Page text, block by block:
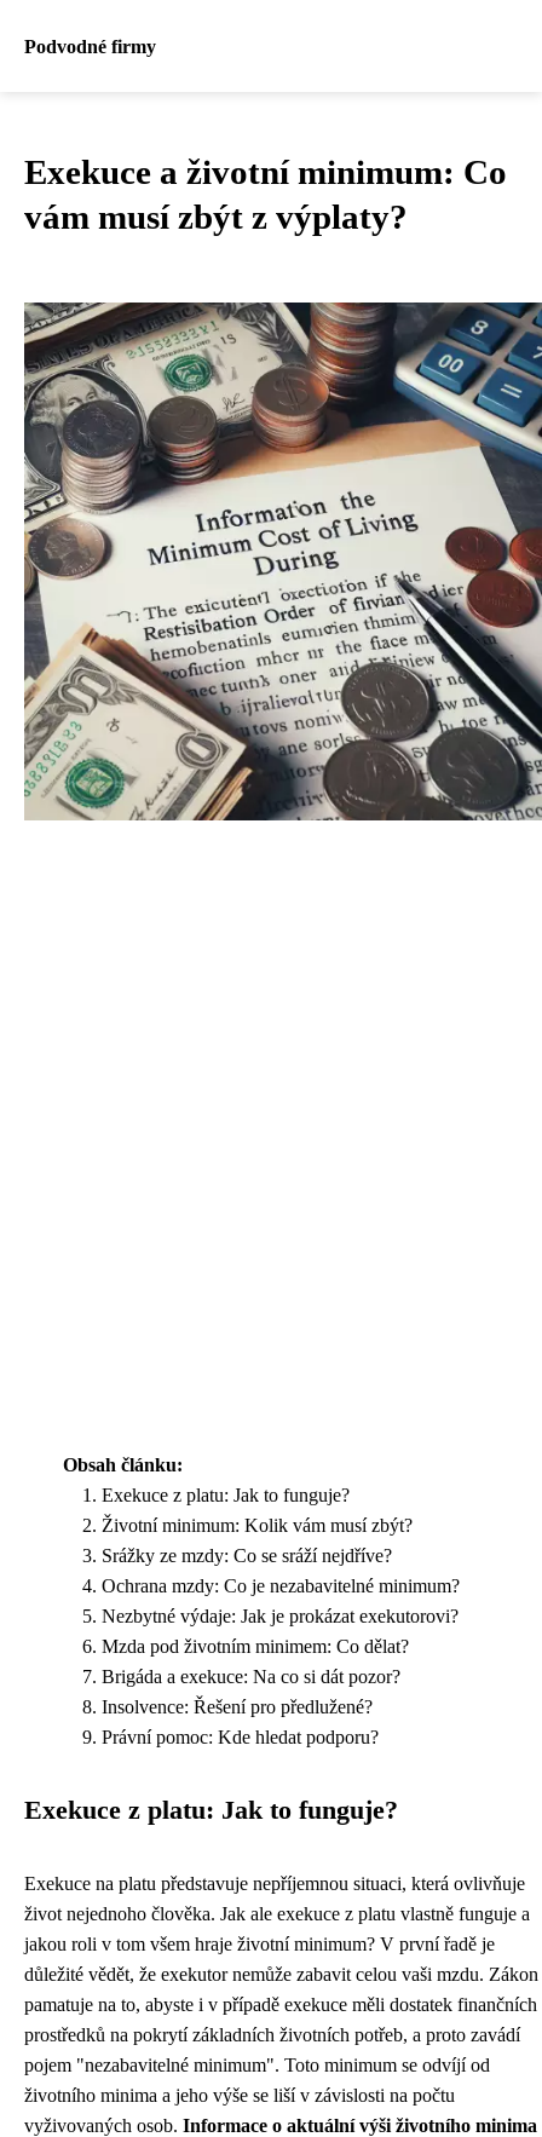
Podvodné firmy
Exekuce a životní minimum: Co
vám musí zbýt z výplaty?
Obsah článku:
Exekuce z platu: Jak to funguje?
Životní minimum: Kolik vám musí zbýt?
Srážky ze mzdy: Co se sráží nejdříve?
Ochrana mzdy: Co je nezabavitelné minimum?
Nezbytné výdaje: Jak je prokázat exekutorovi?
Mzda pod životním minimem: Co dělat?
Brigáda a exekuce: Na co si dát pozor?
Insolvence: Řešení pro předlužené?
Právní pomoc: Kde hledat podporu?
Exekuce z platu: Jak to funguje?
Exekuce na platu představuje nepříjemnou situaci, která ovlivňuje
život nejednoho člověka. Jak ale exekuce z platu vlastně funguje a
jakou roli v tom všem hraje životní minimum? V první řadě je
důležité vědět, že exekutor nemůže zabavit celou vaši mzdu. Zákon
pamatuje na to, abyste i v případě exekuce měli dostatek finančních
prostředků na pokrytí základních životních potřeb, a proto zavádí
pojem "nezabavitelné minimum". Toto minimum se odvíjí od
životního minima a jeho výše se liší v závislosti na počtu
vyživovaných osob. Informace o aktuální výši životního minima